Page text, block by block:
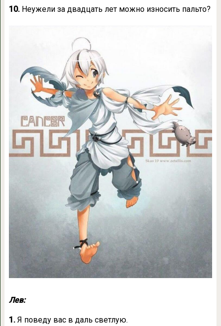
10.Неужели за двадцать лет можно износить пальто?
Лев:
1.Я поведу вас в даль светлую.